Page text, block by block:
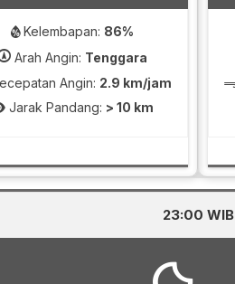
Kelembapan: 86%
Arah Angin: Tenggara
Angin: 2.9 km/jam
Jarak Pandang: > 10 km
23:00 WIB